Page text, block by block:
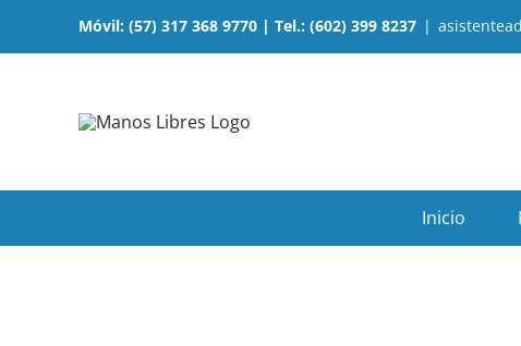
Móvil: (57) 317 368 9770 | Tel.: (602) 399 8237 |
Inicio